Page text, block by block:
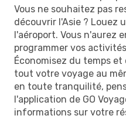
Vous ne souhaitez pas
découvrir l'Asie ? Louez
l'aéroport. Vous n'aurez
programmer vos
Économisez du temps
tout votre voyage au
en toute tranquilité,
l'application de GO
informations sur votre